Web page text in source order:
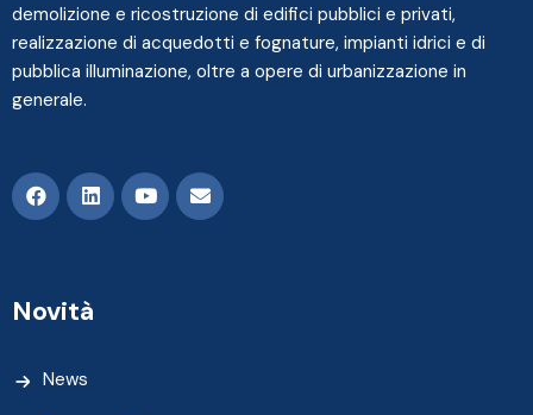
demolizione e ricostruzione di edifici pubblici e privati,
realizzazione di acquedotti e fognature, impianti idrici e di
pubblica illuminazione, oltre a opere di urbanizzazione in
generale.
Novità
News